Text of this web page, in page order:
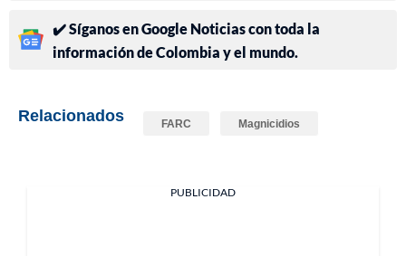
✔️ Síganos en Google Noticias con toda la
información de Colombia y el mundo.
Relacionados FARC Magnicidios
PUBLICIDAD